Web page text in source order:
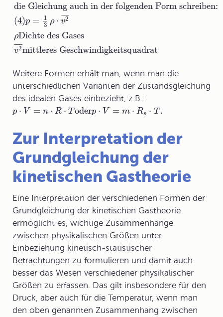
die Gleichung auch in der folgenden Form schreiben:
(4)p =
1
3 ρ ⋅ v2
¯¯
¯
ρDichte des Gases
v2
¯¯
¯mittleres Geschwindigkeitsquadrat
Weitere Formen erhält man, wenn man die
unterschiedlichen Varianten der Zustandsgleichung
des idealen Gases einbezieht, z.B.:
p ⋅ V = n ⋅ R ⋅ T oderp ⋅ V = m ⋅ Rs ⋅ T .
Zur Interpretation der
Grundgleichung der
kinetischen Gastheorie
Eine Interpretation der verschiedenen Formen der
Grundgleichung der kinetischen Gastheorie
ermöglicht es, wichtige Zusammenhänge
zwischen physikalischen Größen unter
Einbeziehung kinetisch-statistischer
Betrachtungen zu formulieren und damit auch
besser das Wesen verschiedener physikalischer
Größen zu erfassen. Das gilt insbesondere für den
Druck, aber auch für die Temperatur, wenn man
den oben genannten Zusammenhang zwischen